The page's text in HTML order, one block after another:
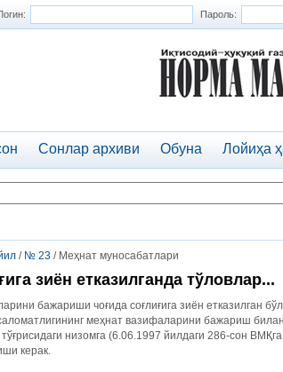
Пароль:
Сонлар архиви Обуна Лойиҳа
/ № 23 / Меҳнат муносабатлари
зиён етказилганда тўловлар...
бажариши чоғида соғлиғига зиён етказилган
меҳнат вазифаларини бажариш
низомга (6.06.1997 йилдаги 286-сон
керак.